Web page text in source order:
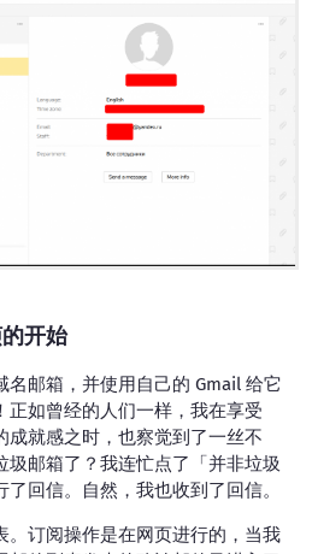
开始
邮箱，并使用自己的 Gmail 给它
正如曾经的人们一样，我在享受
成就感之时，也察觉到了一丝不
圾邮箱了？我连忙点了「并非垃圾
回信。自然，我也收到了回信。
。订阅操作是在网页进行的，当我